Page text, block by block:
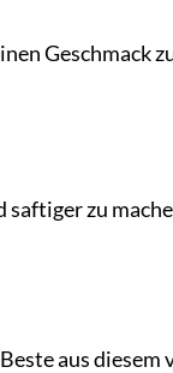
Geschmack
zu
aus